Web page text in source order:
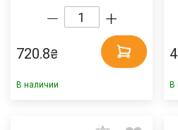
720.8₴
В наличии В